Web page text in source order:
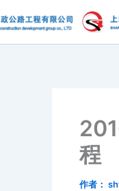
程
作者：